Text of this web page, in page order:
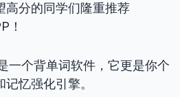
高分的同学们隆重推荐
！
一个背单词软件，它更是你个
忆强化引擎。